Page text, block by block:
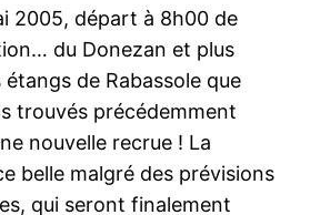
2005, départ à 8h00 de
du Donezan et plus
de Rabassole que
trouvés précédemment
nouvelle recrue ! La
belle malgré des prévisions
qui seront finalement